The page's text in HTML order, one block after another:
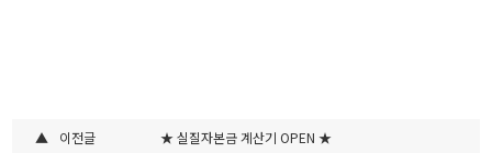
▲ 이전글 ★ 실질자본금 계산기 OPEN ★